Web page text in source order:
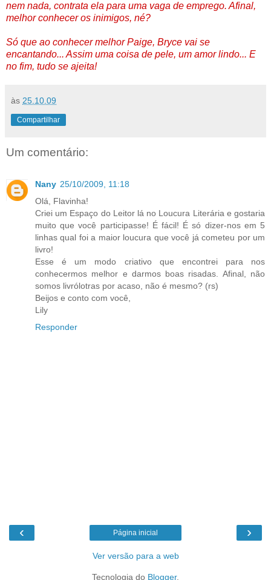
nem nada, contrata ela para uma vaga de emprego. Afinal,
melhor conhecer os inimigos, né?
Só que ao conhecer melhor Paige, Bryce vai se
encantando... Assim uma coisa de pele, um amor lindo... E
no fim, tudo se ajeita!
às 25.10.09
Compartilhar
Um comentário:
Nany 25/10/2009, 11:18
Olá, Flavinha!
Criei um Espaço do Leitor lá no Loucura Literária e gostaria
muito que você participasse! É fácil! É só dizer-nos em 5
linhas qual foi a maior loucura que você já cometeu por um
livro!
Esse é um modo criativo que encontrei para nos
conhecermos melhor e darmos boas risadas. Afinal, não
somos livrólotras por acaso, não é mesmo? (rs)
Beijos e conto com você,
Lily
Responder
‹ ›
Página inicial
Ver versão para a web
Tecnologia do Blogger.